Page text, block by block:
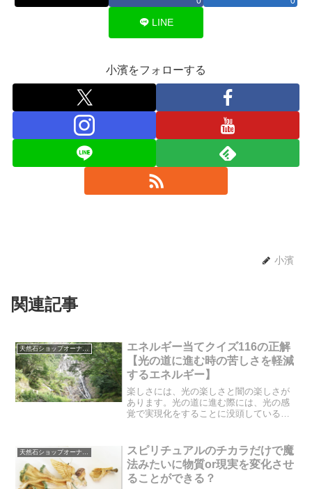
LINE
小濱をフォローする
小濱
関連記事
天然石ショップオーナーのブログ
エネルギー当てクイズ116の正解
【光の道に進む時の苦しさを軽減
するエネルギー】
楽しさには、光の楽しさと闇の楽しさが
あります。光の道に進む際には、光の感
覚で実現化をすることに没頭しているこ
いと、苦しみやツラさしか感じられませ
ん。その原因は、「思い」...
天然石ショップオーナーのブログ
スピリチュアルのチカラだけで魔
法みたいに物質or現実を変化させ
ることができる？